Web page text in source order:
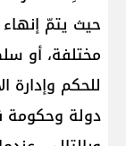
حيث يتمّ
مختلفة، أو
للحكم وإدارة
دولة وحكومة